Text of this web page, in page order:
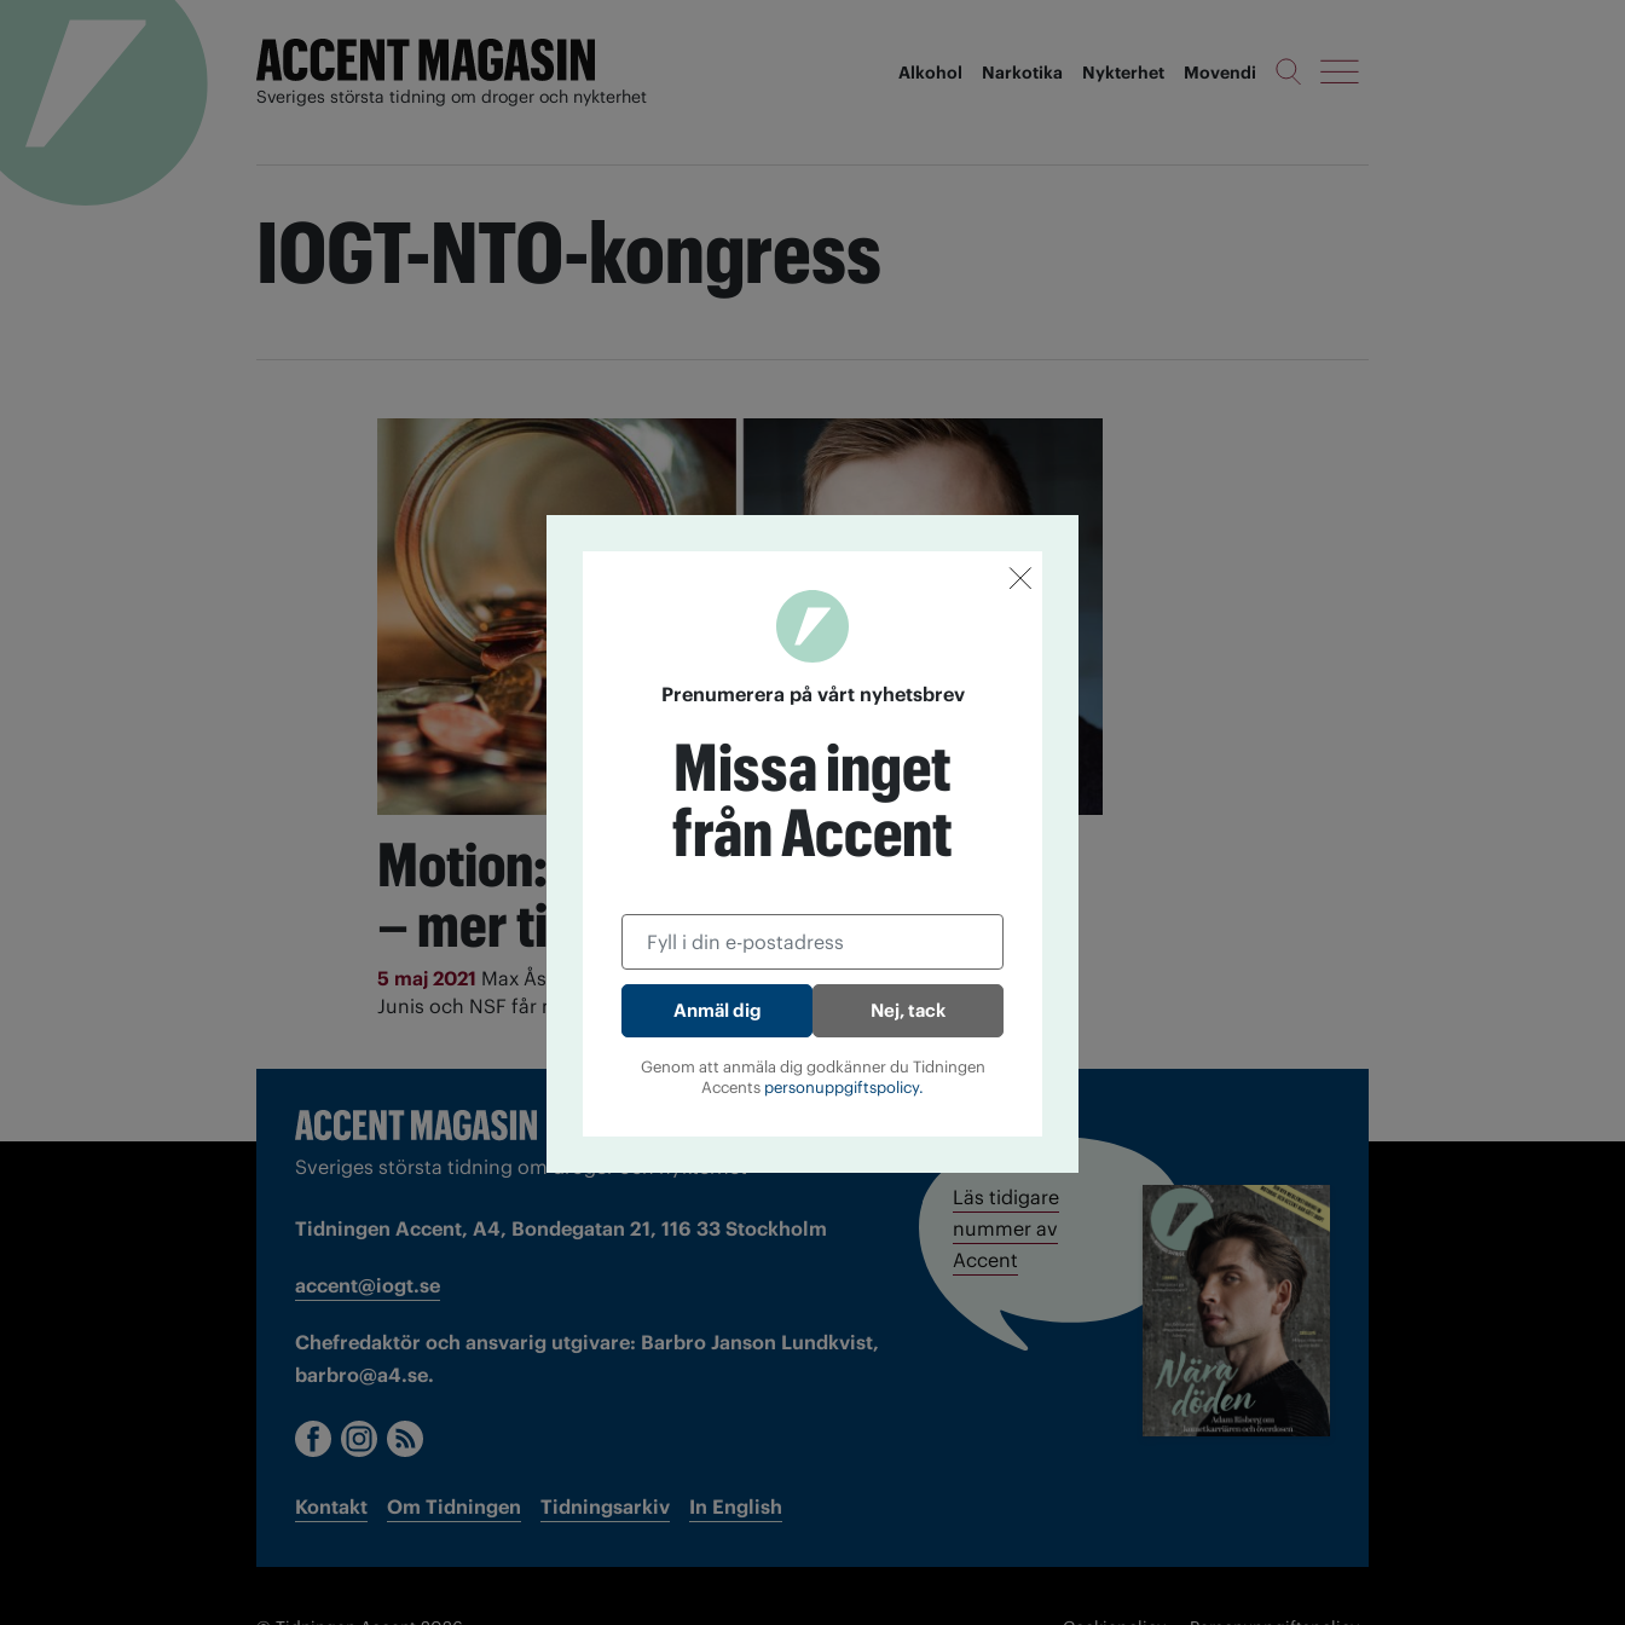
Sveriges största tidning om droger och nykterhet
Alkohol Narkotika Nykterhet Movendi
IOGT-NTO-kongress
Motion: Mindre till IOGT-NTO
– mer till övriga
5 maj 2021 Max Ås tycker att IOGT-NTO ska dela med sig så att UNF,
Junis och NSF får mer pengar.
Sveriges största tidning om droger och nykterhet
Tidningen Accent, A4, Bondegatan 21, 116 33 Stockholm
accent@iogt.se
Chefredaktör och ansvarig utgivare: Barbro Janson Lundkvist,
barbro@a4.se.
Kontakt Om Tidningen Tidningsarkiv In English
Läs tidigare
nummer av
Accent
Prenumerera på vårt nyhetsbrev
Missa inget
från Accent
Nej, tack
Genom att anmäla dig godkänner du Tidningen
Accents personuppgiftspolicy.